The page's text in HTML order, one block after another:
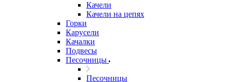
Качели
Качели на цепях
Горки
Карусели
Качалки
Подвесы
Песочницы
Песочницы